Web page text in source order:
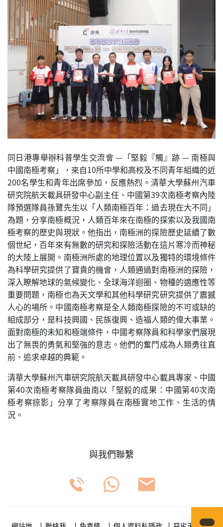
同日港專舉辦科普學生交流會 —「堅毅『觸』跡 — 南極與
中國南極考察」，來自10所中學和高校及不同青年組織的近
200名學生和青年出席參加，反應熱烈。清華大學蘇州汽車
研究院航天載具研發中心副主任、中國第39次南極考察內陸
隊預選隊員孫鷺先生以「人類南極百年：過去現在大不同」
為題，分享南極概況，人類百年來在南極的探索以及我國南
極考察的歷史與現狀。他指出，南極洲的探險歷史延續了數
個世紀，百年來有無數的研究和探險活動在這片寒冷而神秘
的大陸上展開。南極洲所處的地理位置以及獨特的環境條件
為科學研究提供了寶貴的機會，人類通過對南極洲的探險，
深入瞭解地球的氣候變化、全球海洋迴圈、物種的適應性等
重要問題，南極也為天文學和其他科學研究研究提供了震撼
人心的場所。中國南極考察是全人類南極探險的不可或缺的
組成部分，是科技興國、民族復興、造福人類的偉大事業。
面對南極的未知和極端條件，中國考察隊員和科學家們展現
出了無畏的勇氣和堅強的意志。他們的奮鬥成為人類勇往直
前、追求卓越的典範。
清華大學蘇州汽車研究院航天載具研發中心載具專家、中國
第40次南極考察隊員曲南以「堅毅的成果：中國第40次南
極考察掠影」分享了考察隊員在南極實地工作、生活的情
況。
與我們聯繫